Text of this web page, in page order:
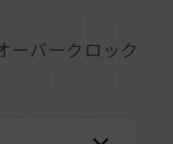
ーバークロック